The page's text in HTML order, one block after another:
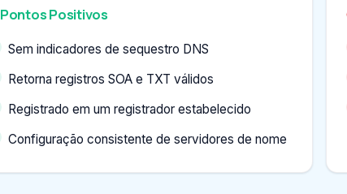
Pontos Positivos
Sem indicadores de sequestro DNS
Retorna registros SOA e TXT válidos
Registrado em um registrador estabelecido
Configuração consistente de servidores de nome